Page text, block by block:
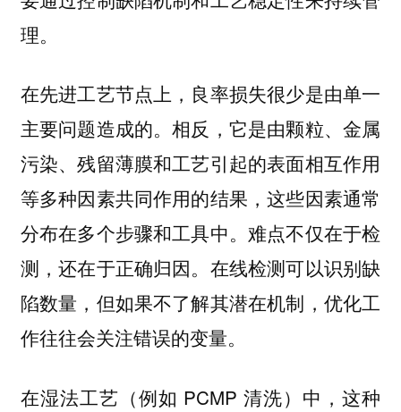
理。
在先进工艺节点上，良率损失很少是由单一
主要问题造成的。相反，它是由颗粒、金属
污染、残留薄膜和工艺引起的表面相互作用
等多种因素共同作用的结果，这些因素通常
分布在多个步骤和工具中。难点不仅在于检
测，还在于正确归因。在线检测可以识别缺
陷数量，但如果不了解其潜在机制，优化工
作往往会关注错误的变量。
在湿法工艺（例如 PCMP 清洗）中，这种